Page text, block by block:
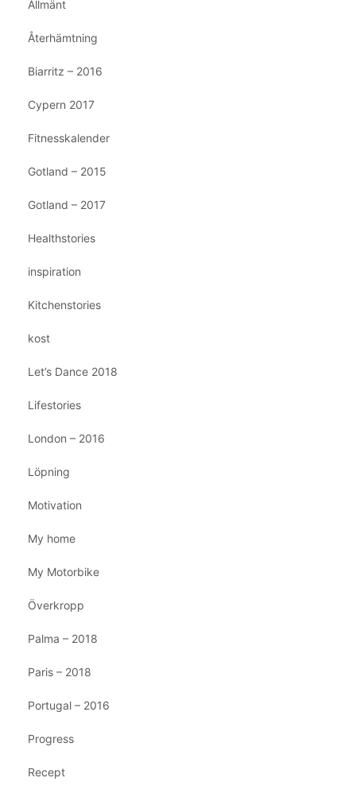
Allmänt
Återhämtning
Biarritz – 2016
Cypern 2017
Fitnesskalender
Gotland – 2015
Gotland – 2017
Healthstories
inspiration
Kitchenstories
kost
Let’s Dance 2018
Lifestories
London – 2016
Löpning
Motivation
My home
My Motorbike
Överkropp
Palma – 2018
Paris – 2018
Portugal – 2016
Progress
Recept